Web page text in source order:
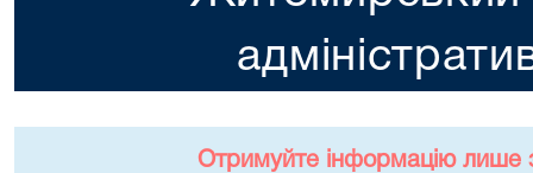
Отримуйте інформацію лише